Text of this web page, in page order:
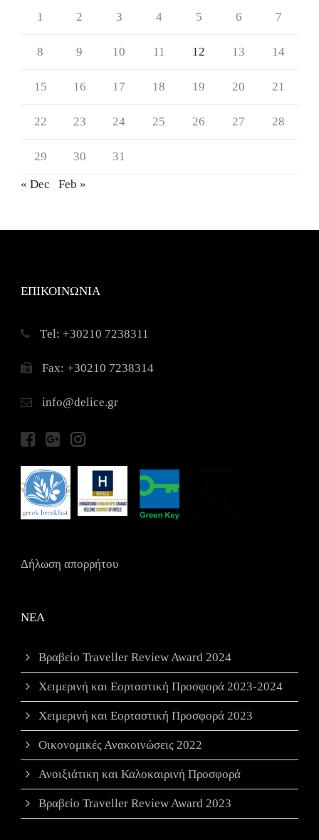
1 2 3 4 5 6 7
8 9 10 11 12 13 14
15 16 17 18 19 20 21
22 23 24 25 26 27 28
29 30 31
« Dec Feb »
ΕΠΙΚΟΙΝΩΝΙΑ
Τel: +30210 7238311
Fax: +30210 7238314
info@delice.gr
Δήλωση απορρήτου
ΝΕΑ
Βραβείο Traveller Review Award 2024
Χειμερινή και Εορταστική Προσφορά 2023-2024
Χειμερινή και Εορταστική Προσφορά 2023
Οικονομικές Ανακοινώσεις 2022
Ανοιξιάτικη και Καλοκαιρινή Προσφορά
Βραβείο Traveller Review Award 2023